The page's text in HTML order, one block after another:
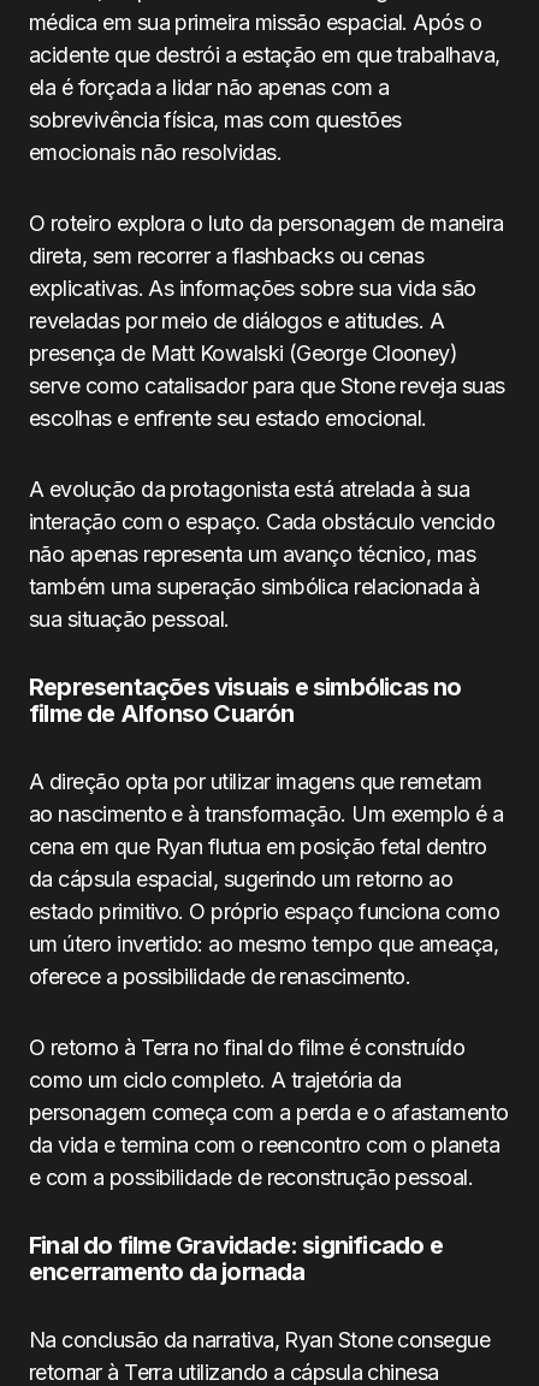
médica em sua primeira missão espacial. Após o
acidente que destrói a estação em que trabalhava,
ela é forçada a lidar não apenas com a
sobrevivência física, mas com questões
emocionais não resolvidas.
O roteiro explora o luto da personagem de maneira
direta, sem recorrer a flashbacks ou cenas
explicativas. As informações sobre sua vida são
reveladas por meio de diálogos e atitudes. A
presença de Matt Kowalski (George Clooney)
serve como catalisador para que Stone reveja suas
escolhas e enfrente seu estado emocional.
A evolução da protagonista está atrelada à sua
interação com o espaço. Cada obstáculo vencido
não apenas representa um avanço técnico, mas
também uma superação simbólica relacionada à
sua situação pessoal.
Representações visuais e simbólicas no
filme de Alfonso Cuarón
A direção opta por utilizar imagens que remetam
ao nascimento e à transformação. Um exemplo é a
cena em que Ryan flutua em posição fetal dentro
da cápsula espacial, sugerindo um retorno ao
estado primitivo. O próprio espaço funciona como
um útero invertido: ao mesmo tempo que ameaça,
oferece a possibilidade de renascimento.
O retorno à Terra no final do filme é construído
como um ciclo completo. A trajetória da
personagem começa com a perda e o afastamento
da vida e termina com o reencontro com o planeta
e com a possibilidade de reconstrução pessoal.
Final do filme Gravidade: significado e
encerramento da jornada
Na conclusão da narrativa, Ryan Stone consegue
retornar à Terra utilizando a cápsula chinesa